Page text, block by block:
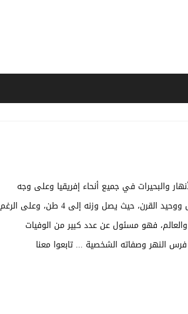
والبحيرات في جميع أنحاء إفريقيا وعلى وجه
التحديد جنوب الصحراء الكبرى، وفرس النهر هو أثقل حيوان بري بعد الفيل ووحيد القرن، حيث يصل وزنه إلى 4 طن، وعلى الرغم
فهو مسئول عن عدد كبير من الوفيات
النهر وصفاته الشخصية ... تابعوا معنا